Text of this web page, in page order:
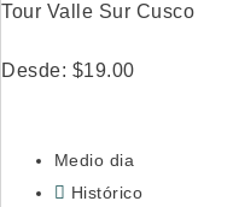
Tour Valle Sur Cusco
Desde: $19.00
Medio dia
Histórico